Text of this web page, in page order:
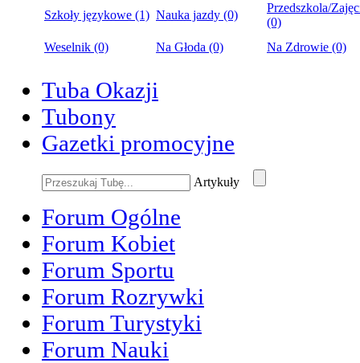
Szkoły językowe (1) Nauka jazdy (0)
Przedszkola/
(0)
Weselnik (0)
Na Głoda (0) Na Zdrowie (0)
Tuba Okazji
Tubony
Gazetki promocyjne
Artykuły
Forum Ogólne
Forum Kobiet
Forum Sportu
Forum Rozrywki
Forum Turystyki
Forum Nauki